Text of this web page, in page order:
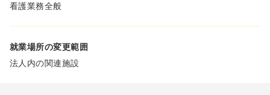
看護業務全般
就業場所の変更範囲
法人内の関連施設